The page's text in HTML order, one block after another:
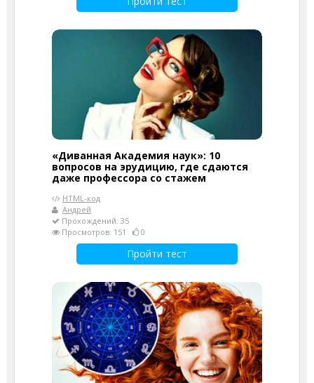
«Диванная Академия наук»: 10
вопросов на эрудицию, где сдаются
даже профессора со стажем
HTML-код
Андрей
Прохождений: 35
Просмотров: 151
0
Пройти тест